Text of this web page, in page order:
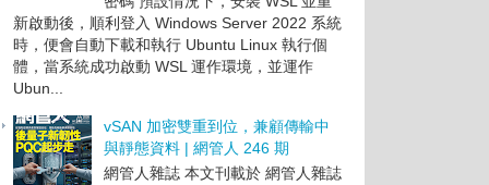
新啟動後，順利登入 Windows Server 2022 系統
時，便會自動下載和執行 Ubuntu Linux 執行個
體，當系統成功啟動 WSL 運作環境，並運作
Ubun...
vSAN 加密雙重到位，兼顧傳輸中
與靜態資料 | 網管人 246 期
網管人雜誌 本文刊載於 網管人雜誌